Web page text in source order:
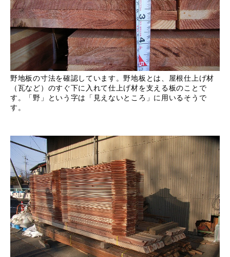
野地板の寸法を確認しています。野地板とは、屋根仕上げ材
（瓦など）のすぐ下に入れて仕上げ材を支える板のことで
す。「野」という字は「見えないところ」に用いるそうで
す。